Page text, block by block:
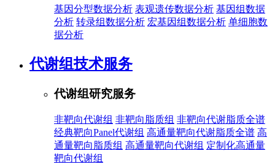
基因分型数据分析 表观遗传数据分析 基因组数据
分析 转录组数据分析 宏基因组数据分析 单细胞数
据分析
代谢组技术服务
代谢组研究服务
非靶向代谢组 非靶向脂质组 非靶向代谢脂质全谱
经典靶向Panel代谢组 高通量靶向代谢脂质全谱 高
通量靶向脂质组 高通量靶向代谢组 定制化高通量
靶向代谢组